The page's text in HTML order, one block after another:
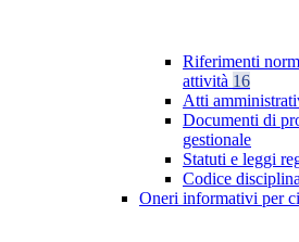
Riferimenti
attività 16
Atti
Documenti di
gestionale
Statuti e leggi
Codice
Oneri informativi per